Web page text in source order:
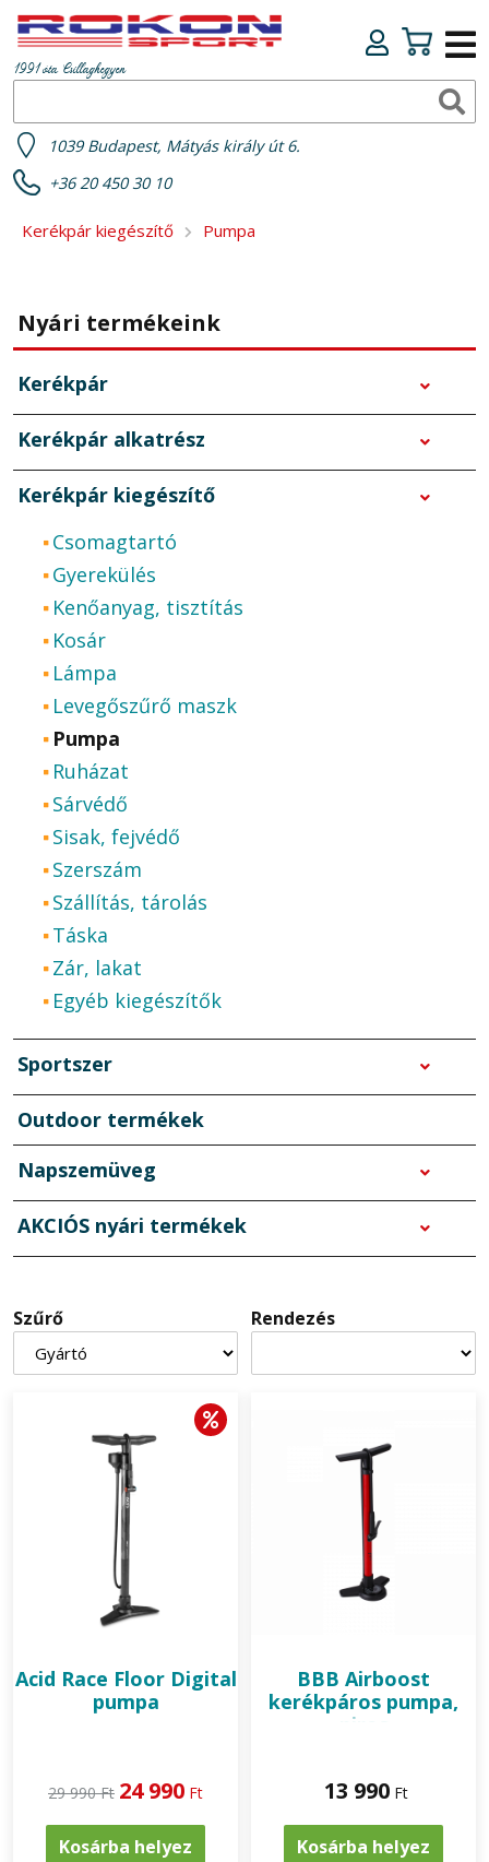
1991 óta Csillaghegyen
1039 Budapest, Mátyás király út 6.
+36 20 450 30 10
Kerékpár kiegészítő Pumpa
Nyári termékeink
Kerékpár
Kerékpár alkatrész
Kerékpár kiegészítő
Csomagtartó
Gyerekülés
Kenőanyag, tisztítás
Kosár
Lámpa
Levegőszűrő maszk
Pumpa
Ruházat
Sárvédő
Sisak, fejvédő
Szerszám
Szállítás, tárolás
Táska
Zár, lakat
Egyéb kiegészítők
Sportszer
Outdoor termékek
Napszemüveg
AKCIÓS nyári termékek
Szűrő Rendezés
Acid Race Floor Digital
pumpa
29 990 Ft 24 990 Ft
Kosárba helyez
BBB Airboost
kerékpáros pumpa,
piros
13 990 Ft
Kosárba helyez